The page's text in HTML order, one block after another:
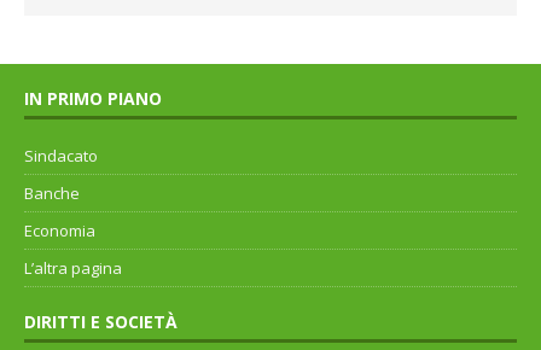
IN PRIMO PIANO
Sindacato
Banche
Economia
L’altra pagina
DIRITTI E SOCIETÀ